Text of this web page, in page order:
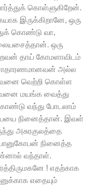
கொள்ளுகிறேன்.
இருக்கிறானே, ஒரு
கொண்டு வா,
ஒரு
தாய் கோமளாவிடம்
சாதாரணமானவன் அல்ல
அவனை வெற்றி கொள்ள
மயங்க வைத்து
வந்து போடலாம்
நினைத்தான். இவள்
அசுரகுலத்தை
பானுகோபன் நினைத்த
வந்தாள்.
! எதற்காக
எதையும்